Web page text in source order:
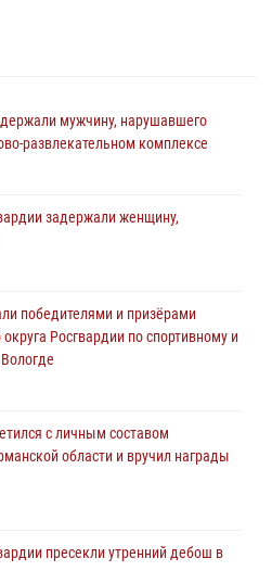
мужчину, нарушавшего
развлекательном комплексе
задержали женщину,
победителями и призёрами
Росгвардии по спортивному и
с личным составом
области и вручил награды
пресекли утренний дебош в